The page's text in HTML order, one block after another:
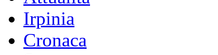
Irpinia
Cronaca